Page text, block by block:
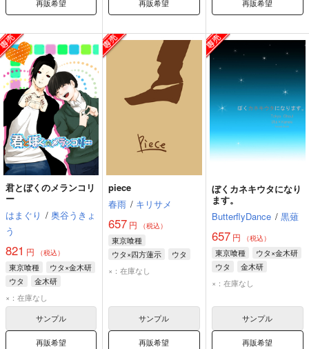
再販希望 再販希望 再販希望
君とぼくのメランコリ
ー
はまぐり / 奥谷うきょ
う
821 円 （税込）
東京喰種
ウタ×金木研
ウタ
金木研
×：在庫なし
サンプル
再販希望
piece
春雨 / キリサメ
657 円 （税込）
東京喰種
ウタ×四方蓮示
ウタ
四方蓮示
×：在庫なし
サンプル
再販希望
ぼくカネキウタになり
ます。
ButterflyDance / 黒薙
657円 （税込）
東京喰種
ウタ×金木研
ウタ
金木研
×：在庫なし
サンプル
再販希望